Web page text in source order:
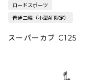
ロードスポーツ
普通二輪（小型AT限定）
スーパーカブ C125